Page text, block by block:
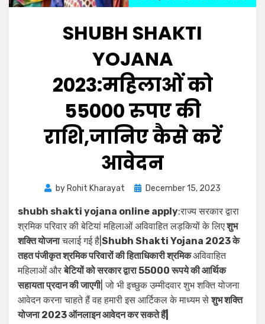
SHUBH SHAKTI
YOJANA
2023:महिलाओं को
55000 रुपए की
राशि,जानिए कैसे करें
आवेदन
by Rohit Kharayat December 15, 2023
shubh shakti yojana online apply:राज्य सरकार द्वारा
श्रमिक परिवार की बेटियां महिलाओं अविवाहित लड़कियों के लिएशुभ
शक्ति योजनाचलाई गई है| Shubh Shakti Yojana 2023 के
तहत पंजीकृत श्रमिक परिवारों की हिताधिकारी श्रमिकअविवाहित
महिलाओं औरबेटियों को सरकार द्वारा 55000 रूपये की आर्थिक
सहायता प्रदान की जाएगी| जो भी इच्छुक उम्मीदवार शुभ शक्ति योजना
आवेदन करना चाहते हैं वह हमारी इस आर्टिकल के माध्यम सेशुभ शक्ति
योजना 2023 ऑनलाइन आवेदन कर सकते हैं|